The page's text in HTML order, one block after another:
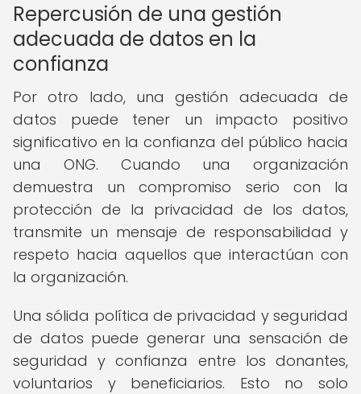
Repercusión de una gestión
adecuada de datos en la
confianza
Por otro lado, una gestión adecuada de
datos puede tener un impacto positivo
significativo en la confianza del público hacia
una ONG. Cuando una organización
demuestra un compromiso serio con la
protección de la privacidad de los datos,
transmite un mensaje de responsabilidad y
respeto hacia aquellos que interactúan con
la organización.
Una sólida política de privacidad y seguridad
de datos puede generar una sensación de
seguridad y confianza entre los donantes,
voluntarios y beneficiarios. Esto no solo